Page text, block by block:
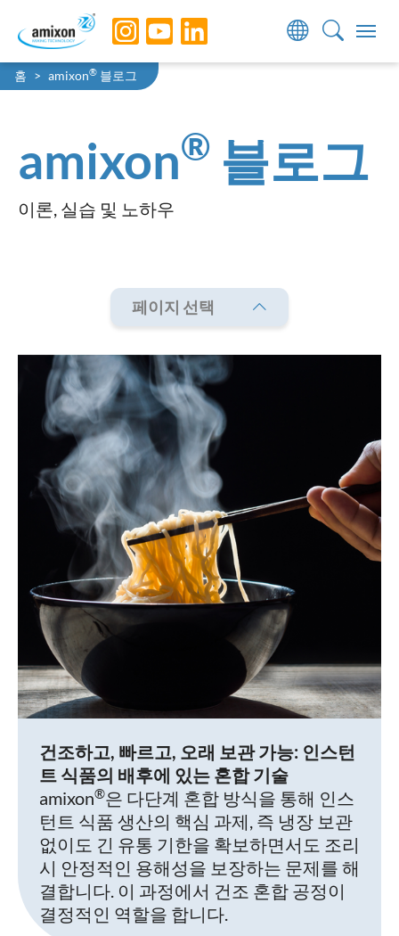
Skip to main navigation
Skip to main content
Skip to page footer
You are here:
홈 amixon® 블로그
amixon® 블로그
이론, 실습 및 노하우
페이지 선택
건조하고, 빠르고, 오래 보관 가능: 인스턴
트 식품의 배후에 있는 혼합 기술
amixon®은 다단계 혼합 방식을 통해 인스
턴트 식품 생산의 핵심 과제, 즉 냉장 보관
없이도 긴 유통 기한을 확보하면서도 조리
시 안정적인 용해성을 보장하는 문제를 해
결합니다. 이 과정에서 건조 혼합 공정이
결정적인 역할을 합니다.